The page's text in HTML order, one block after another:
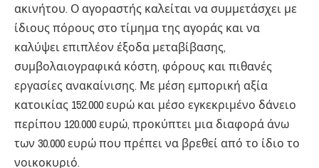
ακινήτου. Ο αγοραστής καλείται να συμμετάσχει με
ίδιους πόρους στο τίμημα της αγοράς και να
καλύψει επιπλέον έξοδα μεταβίβασης,
συμβολαιογραφικά κόστη, φόρους και πιθανές
εργασίες ανακαίνισης. Με μέση εμπορική αξία
κατοικίας 152.000 ευρώ και μέσο εγκεκριμένο δάνειο
περίπου 120.000 ευρώ, προκύπτει μια διαφορά άνω
των 30.000 ευρώ που πρέπει να βρεθεί από το ίδιο το
νοικοκυριό.